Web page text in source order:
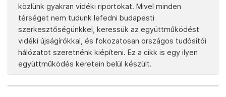
közlünk gyakran vidéki riportokat. Mivel minden
térséget nem tudunk lefedni budapesti
szerkesztőségünkkel, keressük az együttműködést
vidéki újságírókkal, és fokozatosan országos tudósítói
hálózatot szeretnénk kiépíteni. Ez a cikk is egy ilyen
együttműködés keretein belül készült.